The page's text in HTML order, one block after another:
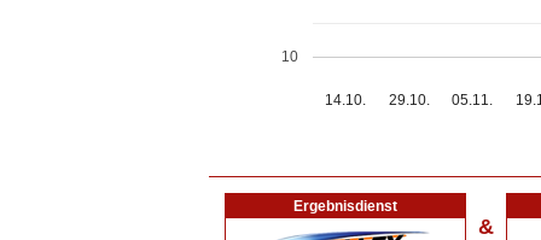
14.10. 29.10. 05.11.
10
Ergebnisdienst
&